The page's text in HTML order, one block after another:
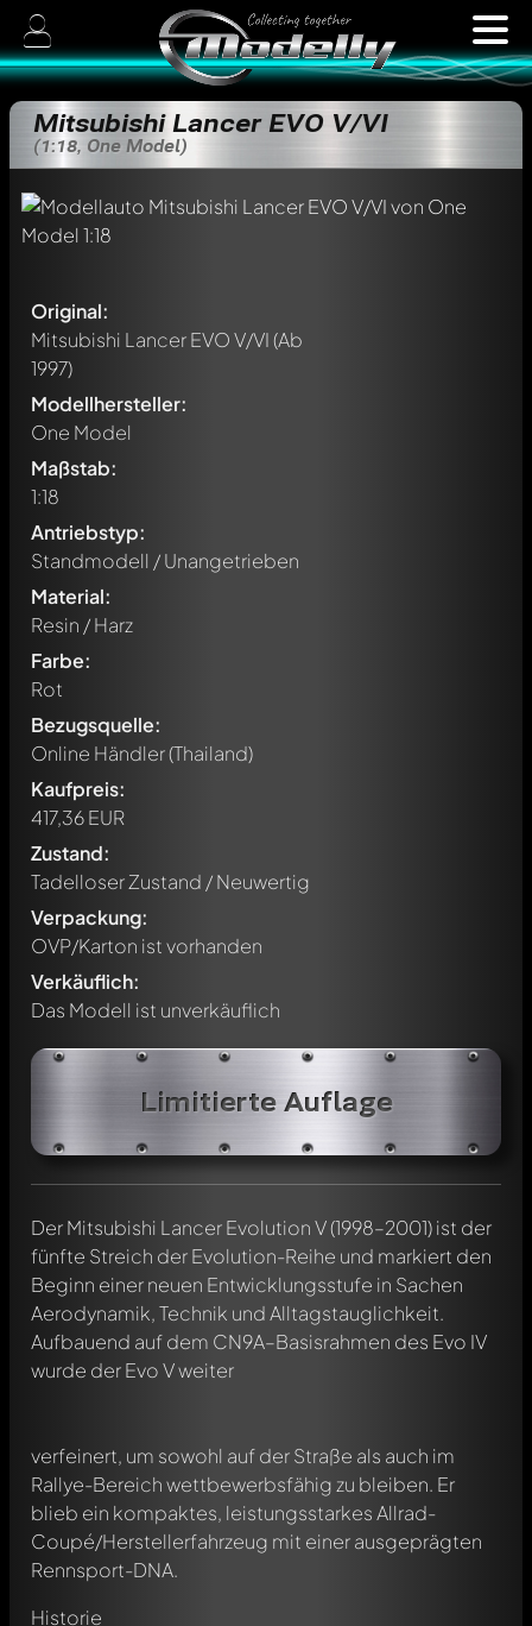
Mitsubishi Lancer EVO V/VI
(1:18, One Model)
Original:
Mitsubishi Lancer EVO V/VI(Ab
1997)
Modellhersteller:
One Model
Maßstab:
1:18
Antriebstyp:
Standmodell / Unangetrieben
Material:
Resin / Harz
Farbe:
Rot
Bezugsquelle:
Online Händler (Thailand)
Kaufpreis:
417,36 EUR
Zustand:
Tadelloser Zustand / Neuwertig
Verpackung:
OVP/Karton ist vorhanden
Verkäuflich:
Das Modell ist unverkäuflich
Limitierte Auflage
Der Mitsubishi Lancer Evolution V (1998–2001) ist der
fünfte Streich der Evolution-Reihe und markiert den
Beginn einer neuen Entwicklungsstufe in Sachen
Aerodynamik, Technik und Alltagstauglichkeit.
Aufbauend auf dem CN9A–Basisrahmen des Evo IV
wurde der Evo V weiter
verfeinert, um sowohl auf der Straße als auch im
Rallye-Bereich wettbewerbsfähig zu bleiben. Er
blieb ein kompaktes, leistungsstarkes Allrad-
Coupé/Herstellerfahrzeug mit einer ausgeprägten
Rennsport-DNA.
Historie